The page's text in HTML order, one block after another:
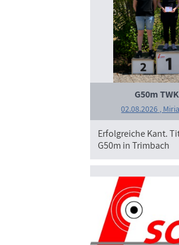
G50m
02.08.2026 ,
Erfolgreiche Kant.
G50m in Trimbach